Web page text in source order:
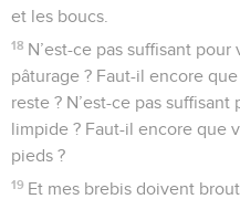
et les boucs.
18 N’est-ce pas suffisant
pâturage ? Faut-il encore
reste ? N’est-ce pas
limpide ? Faut-il encore que
pieds ?
19 Et mes brebis doivent